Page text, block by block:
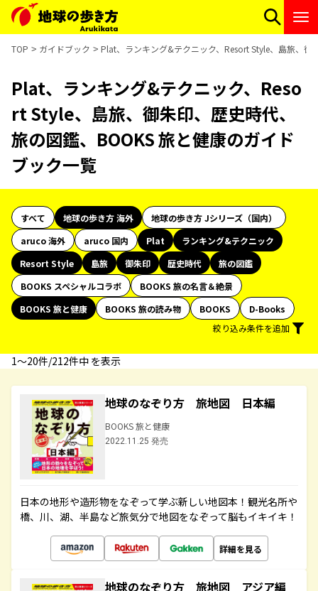
TOP ガイドブック Plat、ランキング&テクニック、Resort Style、島旅、
Plat、ランキング&テクニック、Reso
rt Style、島旅、御朱印、歴史時代、
旅の図鑑、BOOKS 旅と健康のガイド
ブック一覧
すべて 地球の歩き方 海外
地球の歩き方 Jシリーズ（国内）
aruco 海外
aruco 国内 Plat
ランキング&テクニック
Resort Style
島旅 御朱印 歴史時代
旅の図鑑
BOOKS スペシャルコラボ
BOOKS 旅の名言＆絶景
BOOKS 旅と健康
BOOKS 旅の読み物 BOOKS
D-Books
絞り込み条件を追加
1〜20件/212件中 を表示
地球のなぞり方 旅地図 日本編
BOOKS 旅と健康
2022.11.25 発売
日本の地形や造形物をなぞって学ぶ新しい地図本！観光名所や
橋、川、湖、半島など旅気分で地図をなぞって脳もイキイキ！
詳細を見る
地球のなぞり方 旅地図 アジア編